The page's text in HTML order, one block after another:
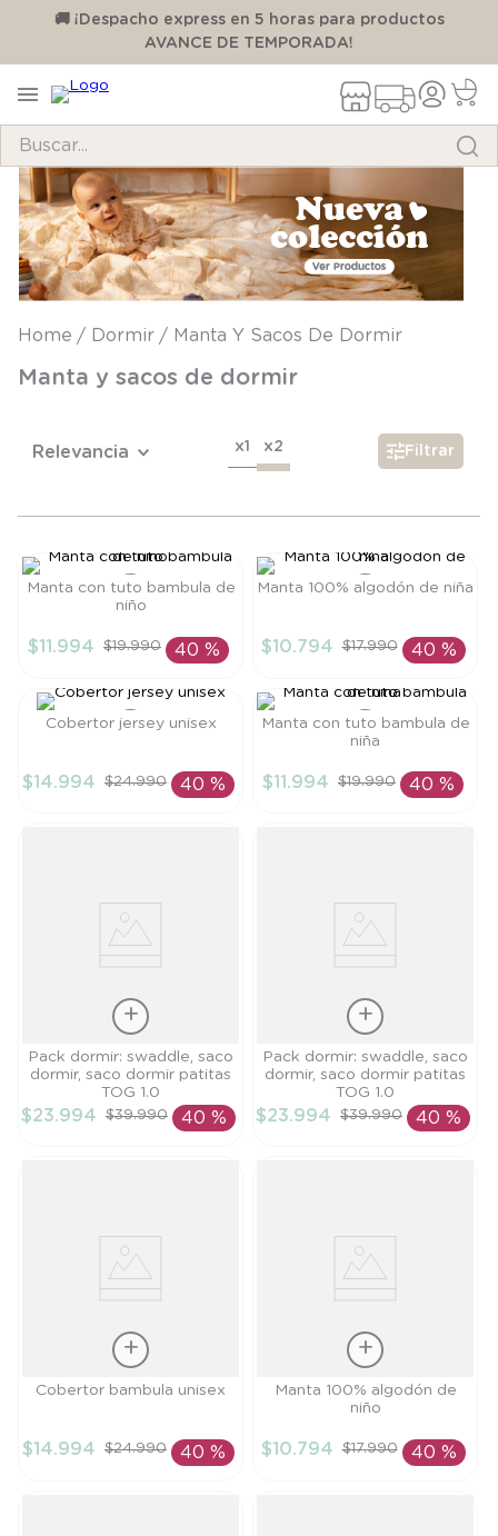
🚚 ¡Despacho express en 5 horas para productos
AVANCE DE TEMPORADA!
Dormir Manta Y Sacos De Dormir
Manta y sacos de dormir
Relevancia x1 x2 Filtrar
AÑADIR AL
CARRITO
Manta con tuto bambula de
niño
$11 .994 $19.990 40 %
AÑADIR AL
CARRITO
Manta 100% algodón de niña
$10.794 $17.990 40 %
Cobertor jersey unisex
$14.994 $24.990 40 %
Manta con tuto bambula de
niña
$11 .994 $19.990 40 %
Talla
AÑADIR AL
Pack dormir: swaddle, saco
dormir, saco dormir patitas
TOG 1.0
$23.994 $39.990 40 %
Talla
AÑADIR AL
Pack dormir: swaddle, saco
dormir, saco dormir patitas
TOG 1.0
$23.994 $39.990 40 %
Talla
AÑADIR AL
Cobertor bambula unisex
$14.994 $24.990 40 %
Talla
AÑADIR AL
Manta 100% algodón de
niño
$10.794 $17.990 40 %
TÉRMINOS MÁS BUSCADOS
1.
pijama
2.
calcetines
zapatillas
6
8.
saco
.
saco dormir
10 . poleron